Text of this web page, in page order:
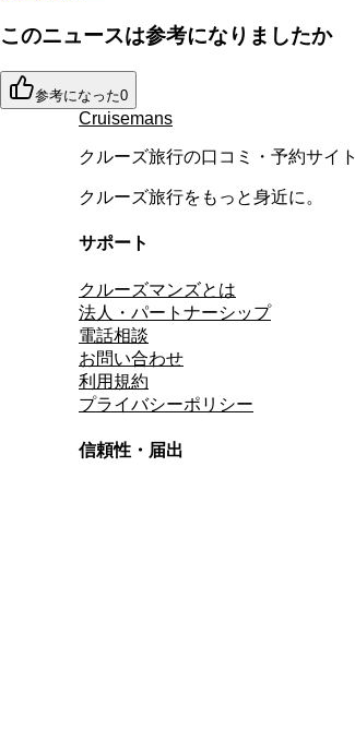
このニュースは参考になりましたか
参考になった0
Cruisemans
クルーズ旅行の口コミ・予約サイト
クルーズ旅行をもっと身近に。
サポート
クルーズマンズとは
法人・パートナーシップ
電話相談
お問い合わせ
利用規約
プライバシーポリシー
信頼性・届出